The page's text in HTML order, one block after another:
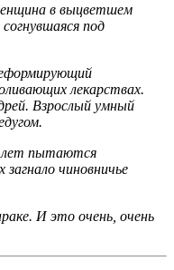
в выцветшем
под
лекарствах.
Взрослый умный
лет пытаются
чиновничье
И это очень, очень